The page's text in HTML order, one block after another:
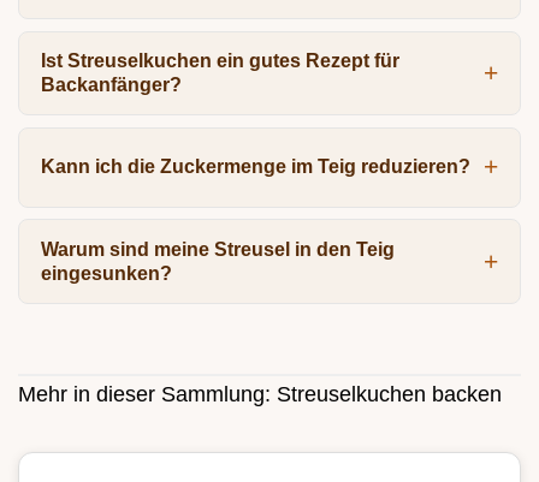
Ist Streuselkuchen ein gutes Rezept für
Backanfänger?
Kann ich die Zuckermenge im Teig reduzieren?
Warum sind meine Streusel in den Teig
eingesunken?
Mehr in dieser Sammlung: Streuselkuchen backen